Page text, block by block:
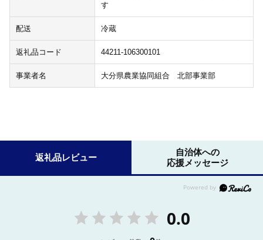
す
配送 冷蔵
返礼品コード 44211-106300101
事業者名 大分県農業協同組合 北部事業部
返礼品レビュー
自治体への
応援メッセージ
0.0